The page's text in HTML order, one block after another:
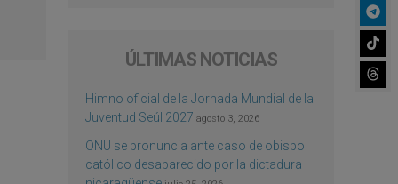
ÚLTIMAS NOTICIAS
Himno oficial de la Jornada Mundial de la
Juventud Seúl 2027 agosto 3, 2026
ONU se pronuncia ante caso de obispo
católico desaparecido por la dictadura